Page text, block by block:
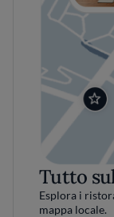
Tutto
Esplora i
mappa locale.